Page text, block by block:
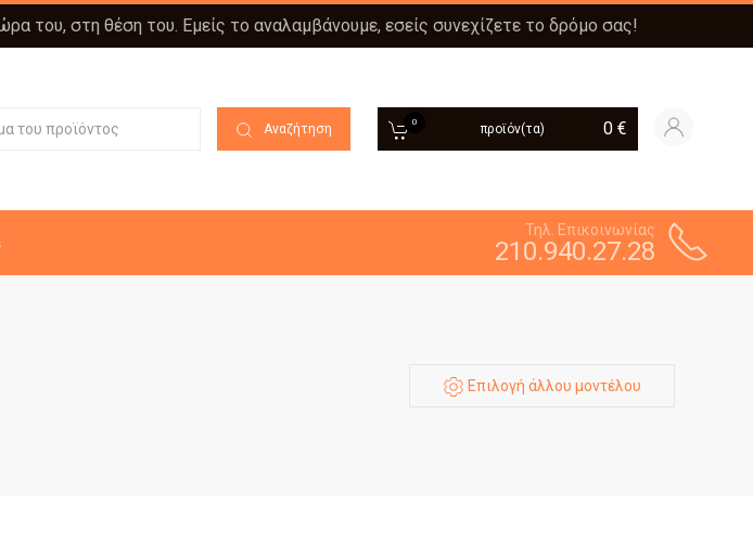
του, στη θέση του. Εμείς το αναλαμβάνουμε, εσείς συνεχίζετε το δρόμο σας!
Αναζήτηση 0 προϊόν(τα) 0 €
Τηλ. Επικοινωνίας
210.940.27.28
Επιλογή άλλου μοντέλου